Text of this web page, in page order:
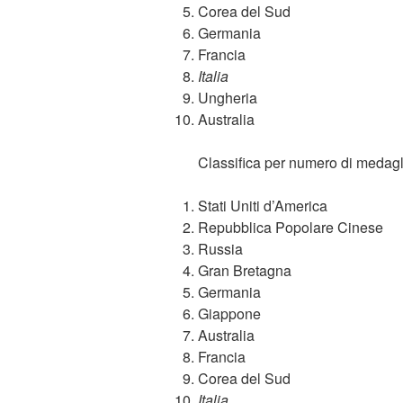
Corea del Sud
Germania
Francia
Italia
Ungheria
Australia
Classifica per numero di
Stati Uniti d’America
Repubblica Popolare Cinese
Russia
Gran Bretagna
Germania
Giappone
Australia
Francia
Corea del Sud